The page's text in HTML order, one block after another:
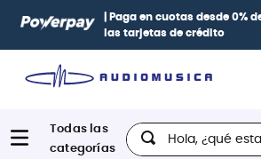
| Paga en cuotas desde 0%
las tarjetas de crédito
Hola, ¿qué estas